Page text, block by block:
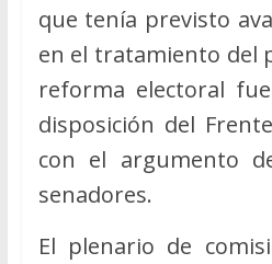
que tenía previsto
en el tratamiento del
reforma electoral
disposición del
con el argumento
senadores.
El plenario de